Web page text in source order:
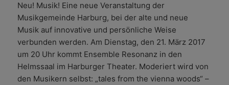
Neu! Musik! Eine neue Veranstaltung der
Musikgemeinde Harburg, bei der alte und neue
Musik auf innovative und persönliche Weise
verbunden werden. Am Dienstag, den 21. März 2017
um 20 Uhr kommt Ensemble Resonanz in den
Helmssaal im Harburger Theater. Moderiert wird von
den Musikern selbst: „tales from the vienna woods“ –